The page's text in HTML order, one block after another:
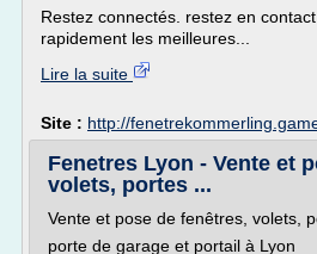
Restez connectés. restez en
rapidement les meilleures...
Lire la suite
Site : http://
Fenetres Lyon - Vente et
volets, portes ...
Vente et pose de fenêtres, volets,
porte de garage et portail à Lyon